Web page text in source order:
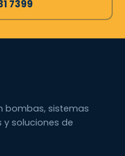
7399
bombas, sistemas
soluciones de